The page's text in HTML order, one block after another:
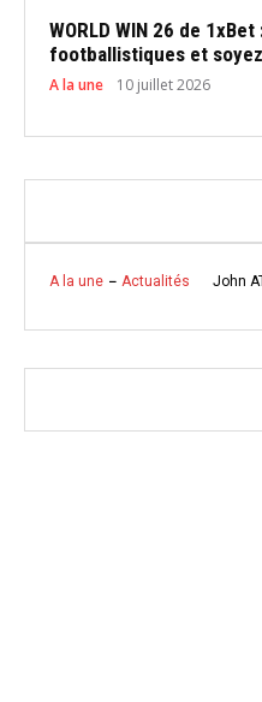
WORLD WIN 26 de
footballistiques et
A la une 10 juillet 2026
A la une Actualités John